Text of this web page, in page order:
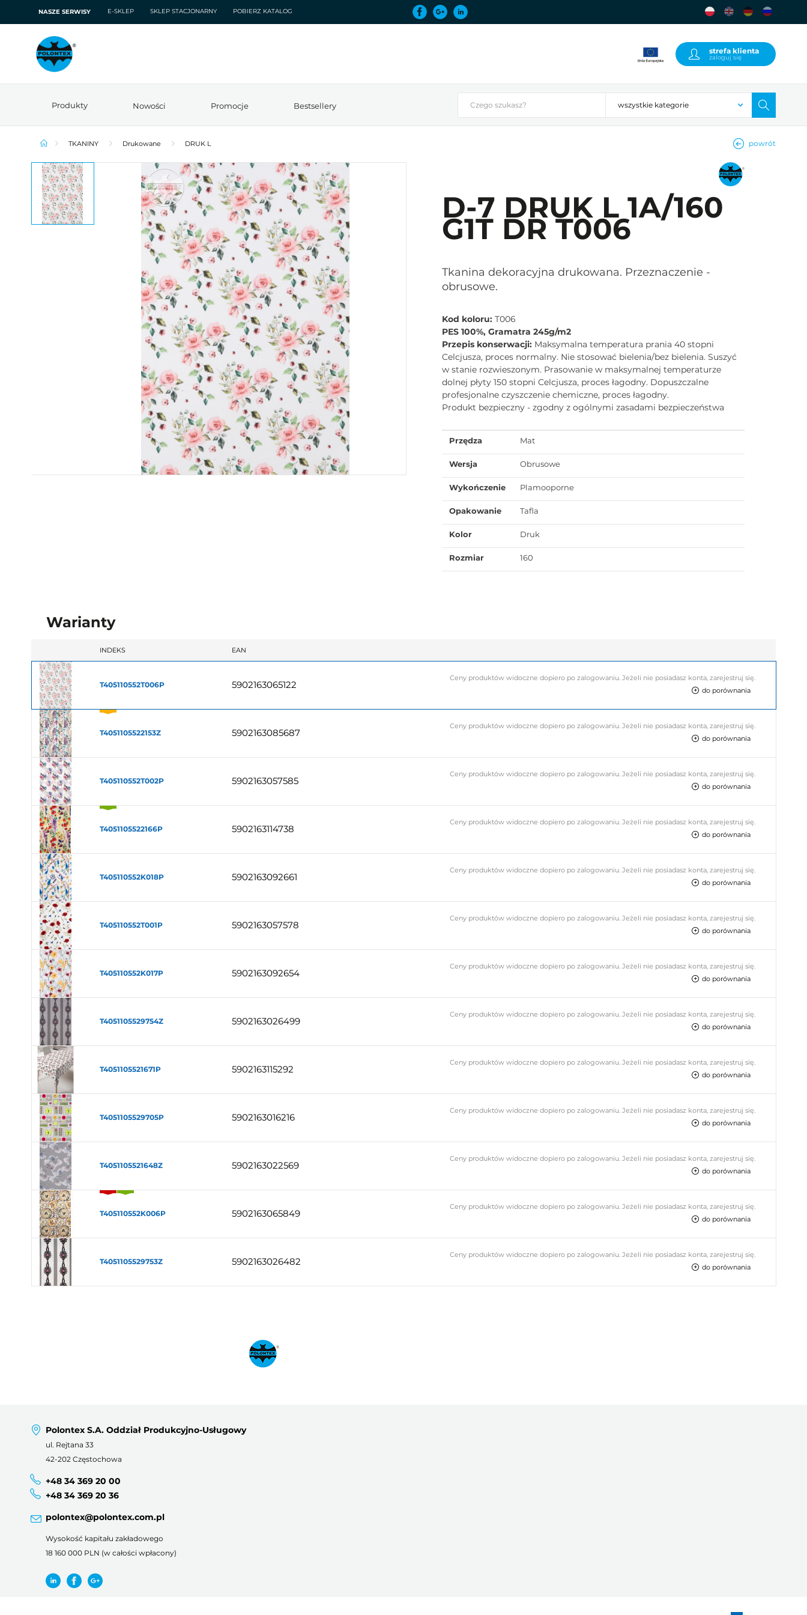
NASZE SERWISY E-SKLEP SKLEP STACJONARNY POBIERZ KATALOG
strefa klienta
zaloguj się
Produkty Nowości Promocje Bestsellery
TKANINY Drukowane DRUK L powrót
D-7 DRUK L 1A/160
G1T DR T006
Tkanina dekoracyjna drukowana. Przeznaczenie -
obrusowe.
Kod koloru: T006
PES 100%, Gramatra 245g/m2
Przepis konserwacji: Maksymalna temperatura prania 40 stopni
Celcjusza, proces normalny. Nie stosować bielenia/bez bielenia. Suszyć
w stanie rozwieszonym. Prasowanie w maksymalnej temperaturze
dolnej płyty 150 stopni Celcjusza, proces łagodny. Dopuszczalne
profesjonalne czyszczenie chemiczne, proces łagodny.
Produkt bezpieczny - zgodny z ogólnymi zasadami bezpieczeństwa
Przędza Mat
Wersja Obrusowe
Wykończenie Plamooporne
Opakowanie Tafla
Kolor Druk
Rozmiar 160
Warianty
INDEKS EAN
T405110552T006P 5902163065122
Ceny produktów widoczne dopiero po zalogowaniu. Jeżeli nie posiadasz konta, zarejestruj się.
do porównania
T4051105522153Z 5902163085687
Ceny produktów widoczne dopiero po zalogowaniu. Jeżeli nie posiadasz konta, zarejestruj się.
do porównania
T405110552T002P 5902163057585
Ceny produktów widoczne dopiero po zalogowaniu. Jeżeli nie posiadasz konta, zarejestruj się.
do porównania
T4051105522166P 5902163114738
Ceny produktów widoczne dopiero po zalogowaniu. Jeżeli nie posiadasz konta, zarejestruj się.
do porównania
T405110552K018P 5902163092661
Ceny produktów widoczne dopiero po zalogowaniu. Jeżeli nie posiadasz konta, zarejestruj się.
do porównania
T405110552T001P 5902163057578
Ceny produktów widoczne dopiero po zalogowaniu. Jeżeli nie posiadasz konta, zarejestruj się.
do porównania
T405110552K017P 5902163092654
Ceny produktów widoczne dopiero po zalogowaniu. Jeżeli nie posiadasz konta, zarejestruj się.
do porównania
T4051105529754Z 5902163026499
Ceny produktów widoczne dopiero po zalogowaniu. Jeżeli nie posiadasz konta, zarejestruj się.
do porównania
T4051105521671P 5902163115292
Ceny produktów widoczne dopiero po zalogowaniu. Jeżeli nie posiadasz konta, zarejestruj się.
do porównania
T4051105529705P 5902163016216
Ceny produktów widoczne dopiero po zalogowaniu. Jeżeli nie posiadasz konta, zarejestruj się.
do porównania
T4051105521648Z 5902163022569
Ceny produktów widoczne dopiero po zalogowaniu. Jeżeli nie posiadasz konta, zarejestruj się.
do porównania
T405110552K006P 5902163065849
Ceny produktów widoczne dopiero po zalogowaniu. Jeżeli nie posiadasz konta, zarejestruj się.
do porównania
T4051105529753Z 5902163026482
Ceny produktów widoczne dopiero po zalogowaniu. Jeżeli nie posiadasz konta, zarejestruj się.
do porównania
Polontex S.A. Oddział Produkcyjno-Usługowy
ul. Rejtana 33
42-202 Częstochowa
+48 34 369 20 00
+48 34 369 20 36
polontex@polontex.com.pl
Wysokość kapitału zakładowego
18 160 000 PLN (w całości wpłacony)